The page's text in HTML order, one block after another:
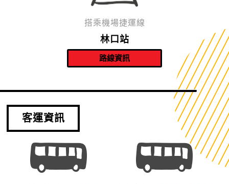
搭乘機場捷運線
林口站
客運資訊